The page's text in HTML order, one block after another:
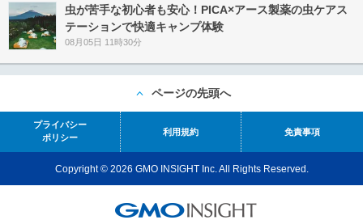
虫が苦手な初心者も安心！PICA×アース製薬の虫ケアス
テーションで快適キャンプ体験
08月05日 11時30分
ページの先頭へ
プライバシー
ポリシー
利用規約 免責事項
Copyright © 2026 GMO INSIGHT Inc. All Rights Reserved.